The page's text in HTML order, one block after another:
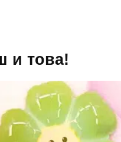
и това!